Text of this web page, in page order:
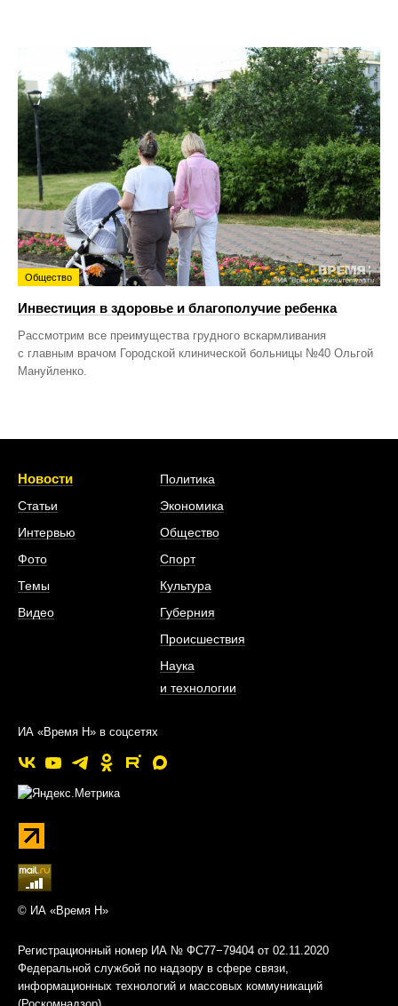
Общество
Инвестиция в здоровье и благополучие ребенка
Рассмотрим все преимущества грудного вскармливания
с главным врачом Городской клинической больницы №40 Ольгой
Мануйленко.
Новости
Статьи
Интервью
Фото
Темы
Видео
Политика
Экономика
Общество
Спорт
Культура
Губерния
Происшествия
Наука
и технологии
ИА «Время Н» в соцсетях
© ИА «Время Н»
Регистрационный номер ИА № ФС77−79404 от 02.11.2020
Федеральной службой по надзору в сфере связи,
информационных технологий и массовых коммуникаций